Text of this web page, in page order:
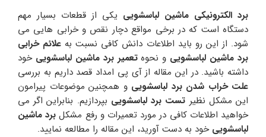
برد الکترونیکی ماشین لباسشویی یکی از قطعات بسیار مهم
دستگاه است که در برخی مواقع دچار نقص و خرابی هایی می
شود. از این رو باید اطلاعات دانش کافی نسبت به علائم خرابی
برد ماشین لباسشویی و نحوهتعمیر برد ماشین لباسشویی خود
داشته باشید. در این مقاله از آی پی امداد قصد داریم به بررسی
علت خراب شدن برد لباسشویی و همچنین موضوعات پیرامون
این مشکل نظیر تست برد لباسشویی بپردازیم. بنابراین اگر می
خواهید اطلاعات کافی در مورد تعمیرات و رفع مشکلبرد ماشین
لباسشویی خود به دست آورید، این مقاله را مطالعه نمایید.